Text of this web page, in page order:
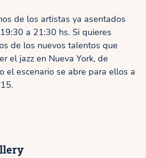
de los artistas ya asentados
a 21:30 hs. Si quieres
de los nuevos talentos que
el jazz en Nueva York, de
el escenario se abre para ellos a